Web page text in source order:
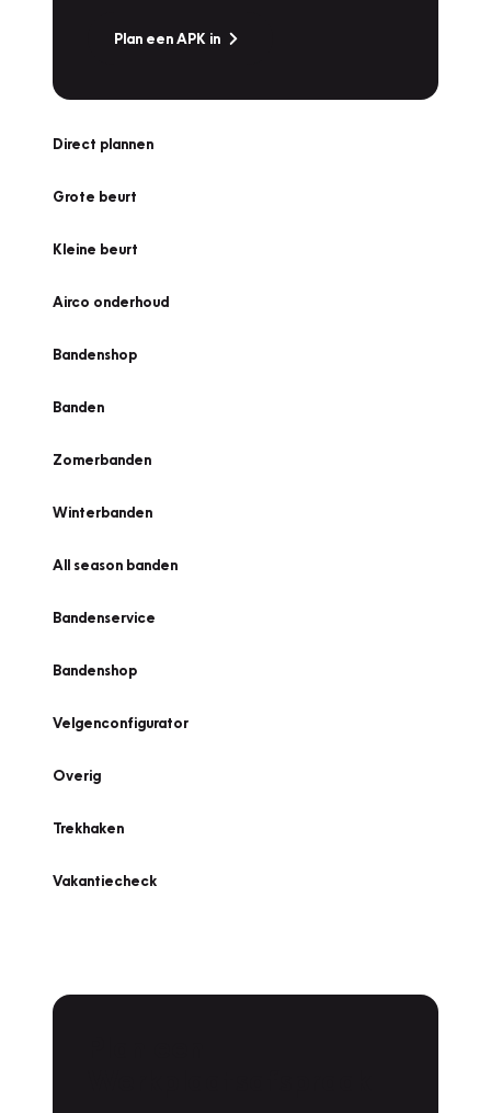
Plan een APK in
Direct plannen
Grote beurt
Kleine beurt
Airco onderhoud
Bandenshop
Banden
Zomerbanden
Winterbanden
All season banden
Bandenservice
Bandenshop
Velgenconfigurator
Overig
Trekhaken
Vakantiecheck